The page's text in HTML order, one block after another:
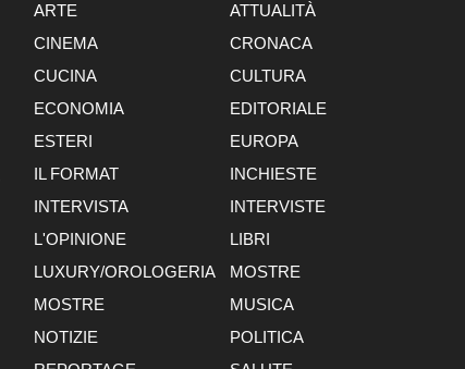
ARTE
ATTUALITÀ
CINEMA
CRONACA
CUCINA
CULTURA
ECONOMIA
EDITORIALE
ESTERI
EUROPA
IL FORMAT
INCHIESTE
INTERVISTA
INTERVISTE
L'OPINIONE
LIBRI
LUXURY/OROLOGERIA
MOSTRE
MOSTRE
MUSICA
NOTIZIE
POLITICA